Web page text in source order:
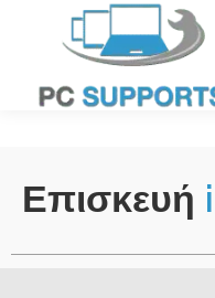
Επισκευή